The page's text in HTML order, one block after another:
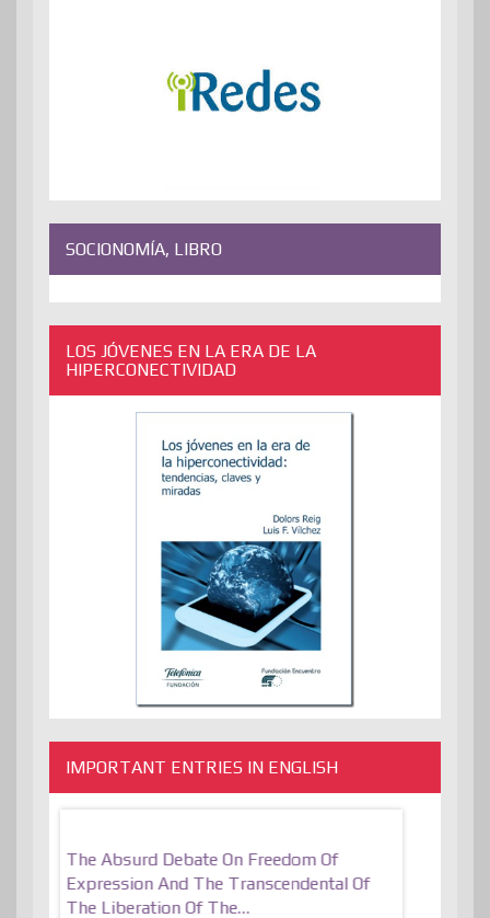
SOCIONOMÍA, LIBRO
LOS JÓVENES EN LA ERA DE LA
HIPERCONECTIVIDAD
IMPORTANT ENTRIES IN ENGLISH
The Absurd Debate On Freedom Of
Expression And The Transcendental Of
The Liberation Of The…